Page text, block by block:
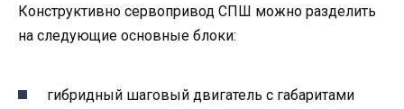
Конструктивно сервопривод СПШ можно разделить
на следующие основные блоки:
гибридный шаговый двигатель с габаритами